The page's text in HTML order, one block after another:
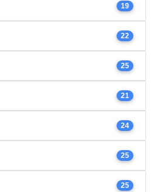
19
22
25
21
24
25
25